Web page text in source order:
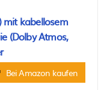
mit kabellosem
(Dolby Atmos,
Bei Amazon kaufen